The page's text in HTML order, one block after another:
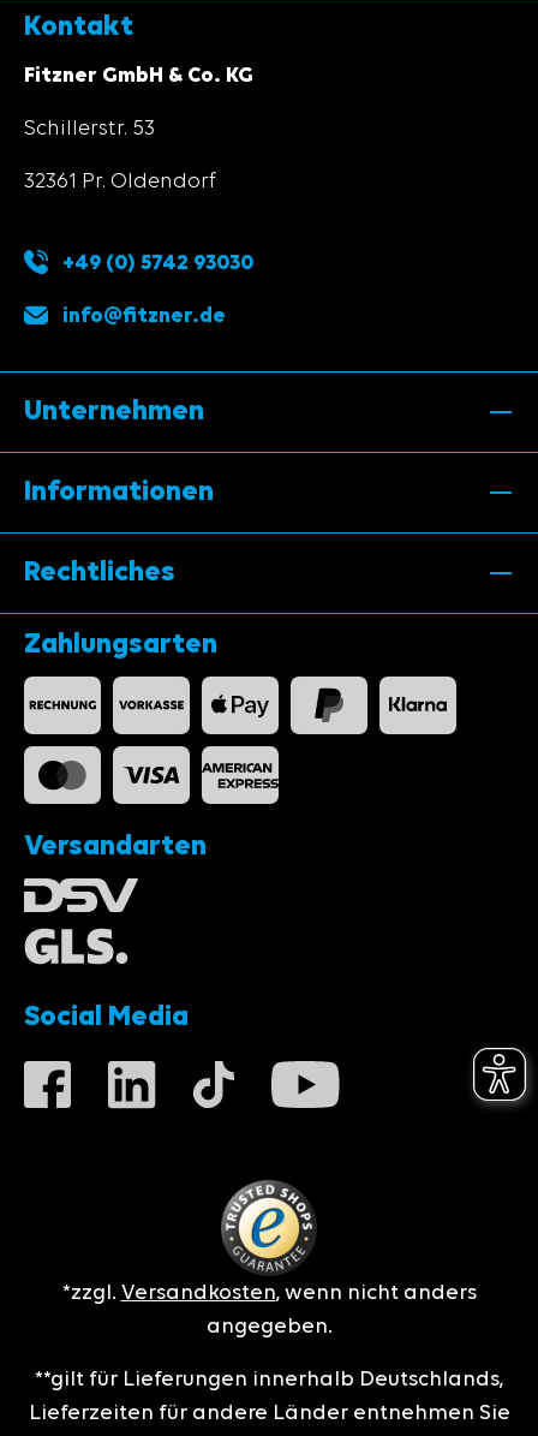
Kontakt
Fitzner GmbH & Co. KG
Schillerstr. 53
32361 Pr. Oldendorf
+49 (0) 5742 93030
info@fitzner.de
Unternehmen
Informationen
Rechtliches
Zahlungsarten
Versandarten
Social Media
*zzgl. Versandkosten, wenn nicht anders
angegeben.
**gilt für Lieferungen innerhalb Deutschlands,
Lieferzeiten für andere Länder entnehmen Sie